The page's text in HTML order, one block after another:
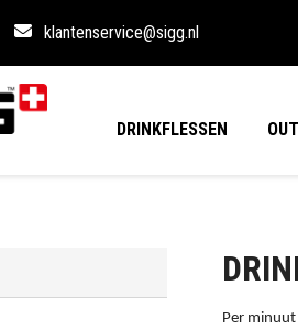
klantenservice@sigg.nl
DRINKFLESSEN
Per